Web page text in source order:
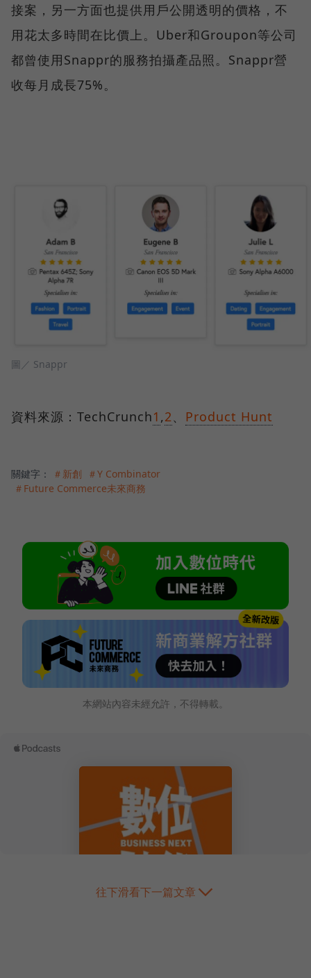
接案，另一方面也提供用戶公開透明的價格，不
用花太多時間在比價上。Uber和Groupon等公司
都曾使用Snappr的服務拍攝產品照。Snappr營
收每月成長75%。
圖／ Snappr
資料來源：TechCrunch1 ,2、 Product Hunt
關鍵字： ＃新創
＃Y Combinator
＃Future Commerce未來商務
本網站內容未經允許，不得轉載。
往下滑看下一篇文章